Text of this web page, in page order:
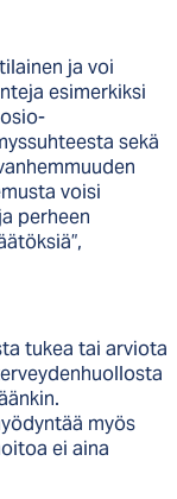
ja voi
esimerkiksi
sekä
voisi
perheen
tukea tai arviota
myös
ei aina